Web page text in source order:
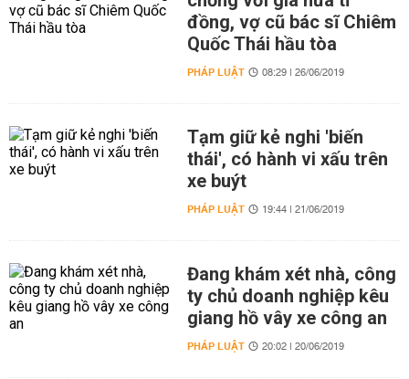
đồng, vợ cũ bác sĩ Chiêm
Quốc Thái hầu tòa
PHÁP LUẬT 08:29 | 26/06/2019
Tạm giữ kẻ nghi 'biến
thái', có hành vi xấu trên
xe buýt
PHÁP LUẬT 19:44 | 21/06/2019
Đang khám xét nhà, công
ty chủ doanh nghiệp kêu
giang hồ vây xe công an
PHÁP LUẬT 20:02 | 20/06/2019